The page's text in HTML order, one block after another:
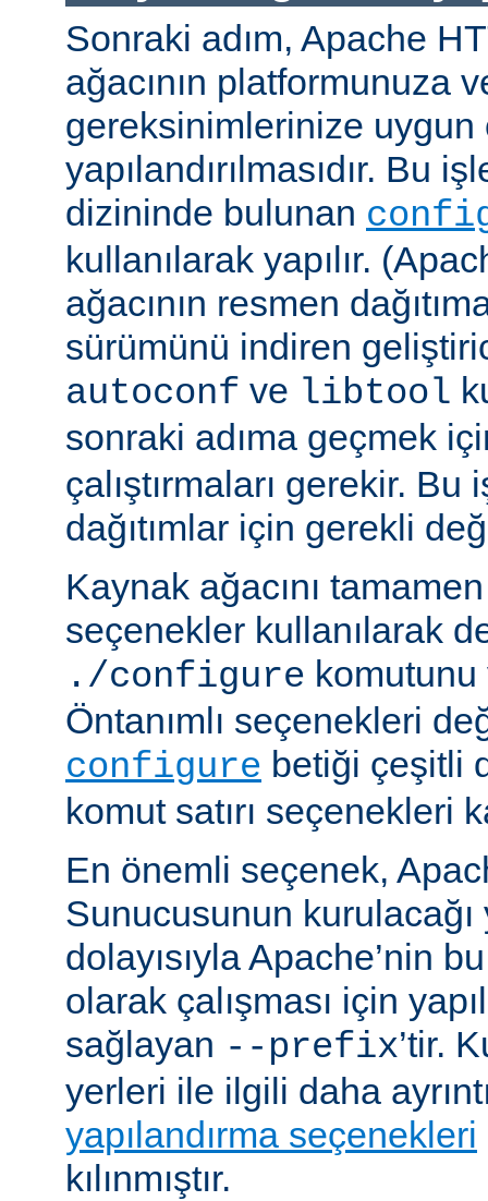
Sonraki adım, Apache
ağacının platformunuza
gereksinimlerinize uygun
yapılandırılmasıdır. Bu
dizininde bulunan
kullanılarak yapılır.
ağacının resmen
sürümünü indiren
autoconf ve libtool
sonraki adıma geçmek
çalıştırmaları gerekir. Bu
dağıtımlar için gerekli
Kaynak ağacını tamamen
seçenekler kullanılarak
./configure
Öntanımlı seçenekleri
configure betiği çeşitli
komut satırı seçenekleri
En önemli seçenek,
Sunucusunun
dolayısıyla Apache’nin
olarak çalışması için
sağlayan --prefix’tir.
yerleri ile ilgili daha
yapılandırma seçenekleri
kılınmıştır.